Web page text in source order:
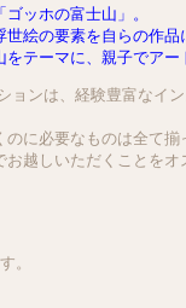
ッホの富士山」。
絵の要素を自らの作品
テーマに、親子でアー
ンは、経験豊富なイ
に必要なものは全て揃
越しいただくことをオ
。